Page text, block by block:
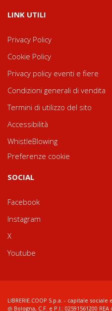
LINK UTILI
Privacy Policy
Cookie Policy
Privacy policy eventi e fiere
Condizioni generali di vendita
Termini di utilizzo del sito
Accessibilità
WhistleBlowing
Preferenze cookie
SOCIAL
Facebook
Instagram
X
Youtube
LIBRERIE.COOP S.p.a. - capitale
di Bologna, C.F. e P.I.: 02591561200